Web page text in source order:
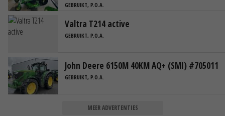
GEBRUIKT, P.O.A.
Valtra T214 active
GEBRUIKT, P.O.A.
John Deere 6150M 40KM AQ+ (SMI) #705011
GEBRUIKT, P.O.A.
MEER ADVERTENTIES